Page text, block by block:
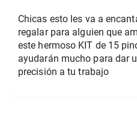
Chicas esto les va a
regalar para alguien que
este hermoso KIT de 15
ayudarán mucho para dar
precisión a tu trabajo